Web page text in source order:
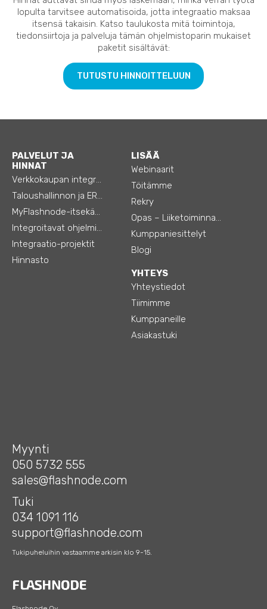
lopulta tarvitsee automatisoida, jotta integraatio maksaa
itsensä takaisin. Katso taulukosta mitä toimintoja,
tiedonsiirtoja ja palveluja tämän ohjelmistoparin mukaiset
paketit sisältävät:
TUTUSTU HINNOITTELUUN
PALVELUT JA
HINNAT
Verkkokaupan integraatiot
Taloushallinnon ja ERP:n integraatiot
MyFlashnode-itsekäyttö-automaatio
Integroitavat ohjelmistot
Integraatio-projektit
Hinnasto
LISÄÄ
Webinaarit
Töitämme
Rekry
Opas – Liiketoiminnan tehostamiseen
Kumppaniesittelyt
Blogi
YHTEYS
Yhteystiedot
Tiimimme
Kumppaneille
Asiakastuki
Myynti
050 5732 555
sales@flashnode.com
Tuki
034 1091 116
support@flashnode.com
Tukipuheluihin vastaamme arkisin klo 9-15.